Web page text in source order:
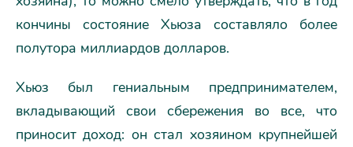
кончины состояние Хьюза составляло более
полутора миллиардов долларов.
Хьюз был гениальным предпринимателем,
вкладывающий свои сбережения во все, что
приносит доход: он стал хозяином крупнейшей